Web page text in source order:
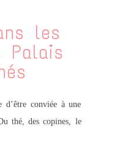
les
Palais
d’être conviée à une
thé, des copines, le